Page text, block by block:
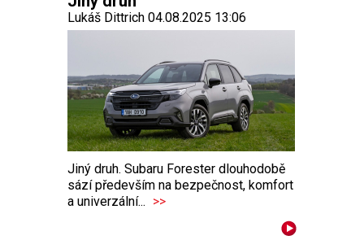
Lukáš Dittrich 04.08.2025 13:06
Jiný druh. Subaru Forester dlouhodobě
sází především na bezpečnost, komfort
a univerzální... >>